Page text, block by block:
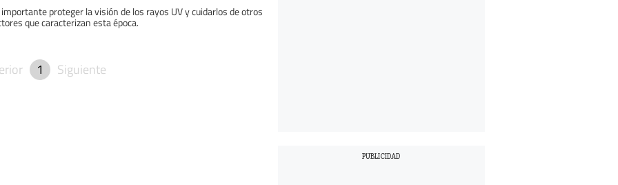
proteger la visión de los rayos UV y cuidarlos de otros
que caracterizan esta época.
1 Siguiente